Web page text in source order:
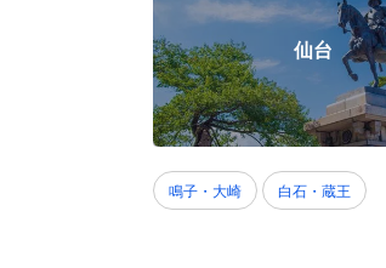
仙台
鳴子・大崎 白石・蔵王